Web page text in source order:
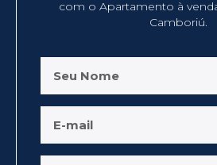
com o Apartamento à
Camboriú.